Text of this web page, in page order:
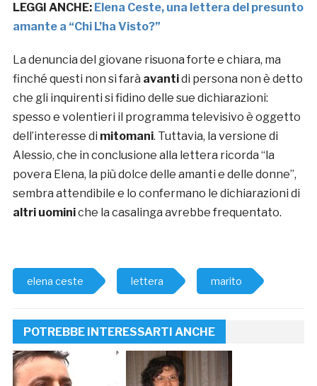
LEGGI ANCHE: Elena Ceste, una lettera del presunto
amante a “Chi L’ha Visto?”
La denuncia del giovane risuona forte e chiara, ma
finché questi non si farà avantidi persona non è detto
che gli inquirenti si fidino delle sue dichiarazioni:
spesso e volentieri il programma televisivo è oggetto
dell’interesse di mitomani. Tuttavia, la versione di
Alessio, che in conclusione alla lettera ricorda “la
povera Elena, la più dolce delle amanti e delle donne”,
sembra attendibile e lo confermano le dichiarazioni di
altri uominiche la casalinga avrebbe frequentato.
elena ceste lettera marito
POTREBBE INTERESSARTI ANCHE